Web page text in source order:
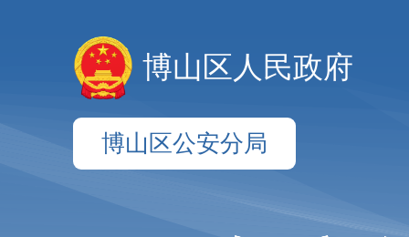
博山区人民政府
博山区公安分局